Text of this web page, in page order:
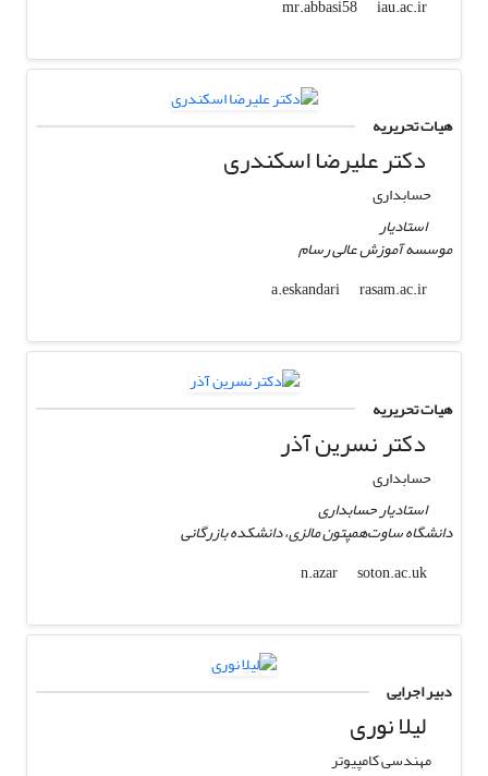
mr.abbasi58
iau.ac.ir
هیات تحریریه
دکتر علیرضا اسکندری
حسابداری
استادیار
موسسه آموزش عالی رسام
a.eskandari
rasam.ac.ir
هیات تحریریه
دکتر نسرین آذر
حسابداری
استادیار حسابداری
دانشگاه ساوت‌همپتون مالزی، دانشکده بازرگانی
n.azar
soton.ac.uk
دبیر اجرایی
لیلا نوری
مهندسی کامپیوتر